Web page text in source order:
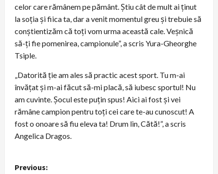
celor care rămânem pe pământ. Știu cât de mult ai ținut
la soția și fiica ta, dar a venit momentul greu și trebuie să
conștientizăm că toți vom urma această cale. Veșnică
să-ți fie pomenirea, campionule”, a scris Yura-Gheorghe
Tsiple.
„Datorită ție am ales să practic acest sport. Tu m-ai
învățat și m-ai făcut să-mi placă, să iubesc sportul! Nu
am cuvinte. Șocul este puțin spus! Aici ai fost și vei
rămâne campion pentru toți cei care te-au cunoscut! A
fost o onoare să fiu eleva ta! Drum lin, Cătă!”, a scris
Angelica Dragos.
P
Previous: